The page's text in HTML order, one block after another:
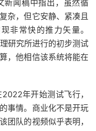
新闻稿中指出，虽然循
杂，但它安静、紧凑且
非常快的推力矢量。
研究所进行的初步测试
，他相信该系统将能在
年开始测试飞行，
事情。商业化不是开玩
团队的视频似乎表明，